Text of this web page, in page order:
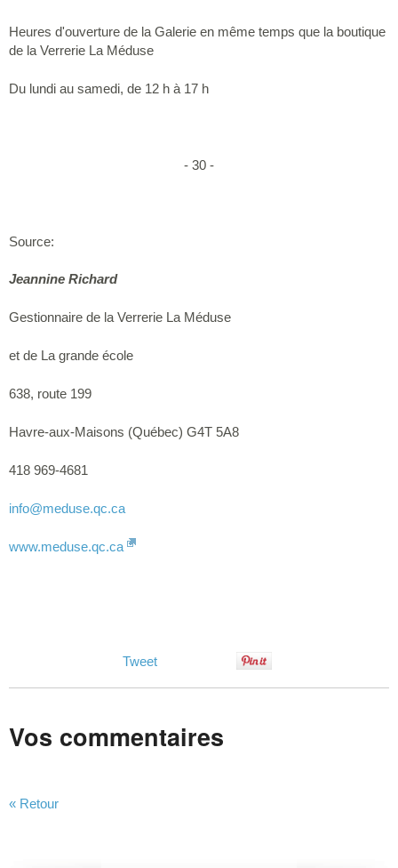
Heures d'ouverture de la Galerie en même temps que la boutique
de la Verrerie La Méduse
Du lundi au samedi, de 12 h à 17 h
- 30 -
Source:
Jeannine Richard
Gestionnaire de la Verrerie La Méduse
et de La grande école
638, route 199
Havre-aux-Maisons (Québec) G4T 5A8
418 969-4681
info@meduse.qc.ca
www.meduse.qc.ca
Tweet
Vos commentaires
« Retour